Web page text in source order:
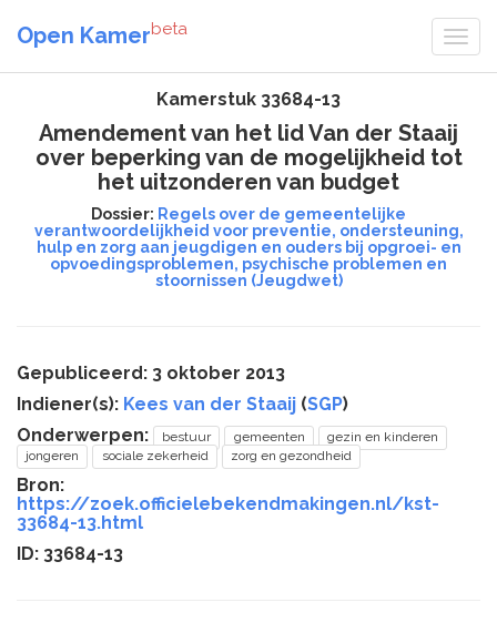
Open Kamerbeta
Kamerstuk 33684-13
Amendement van het lid Van der Staaij
over beperking van de mogelijkheid tot
het uitzonderen van budget
Dossier: Regels over de gemeentelijke
verantwoordelijkheid voor preventie, ondersteuning,
hulp en zorg aan jeugdigen en ouders bij opgroei- en
opvoedingsproblemen, psychische problemen en
stoornissen (Jeugdwet)
Gepubliceerd: 3 oktober 2013
Indiener(s): Kees van der Staaij (SGP)
Onderwerpen:
bestuur gemeenten
gezin en kinderen
jongeren
sociale zekerheid zorg en gezondheid
Bron:
https://zoek.officielebekendmakingen.nl/kst-
33684-13.html
ID: 33684-13